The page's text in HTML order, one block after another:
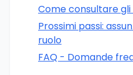
Come consultare
Prossimi passi:
ruolo
FAQ - Domande